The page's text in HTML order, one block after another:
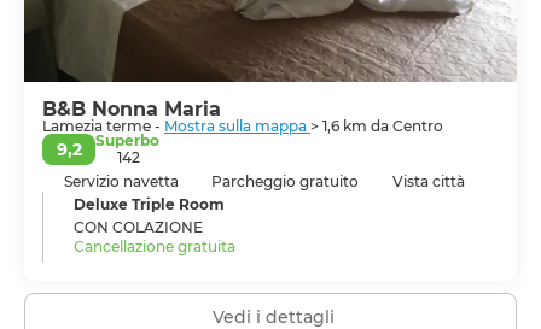
B&B Nonna Maria
Lamezia terme - Mostra sulla mappa > 1,6 km da Centro
9,2
Superbo
142
Servizio navetta
Parcheggio gratuito
Vista città
Deluxe Triple Room
CON COLAZIONE
Cancellazione gratuita
Vedi i dettagli